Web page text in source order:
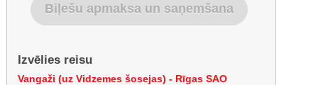
Biļešu apmaksa un saņemšana
Izvēlies reisu
Vangaži (uz Vidzemes šosejas) - Rīgas SAO